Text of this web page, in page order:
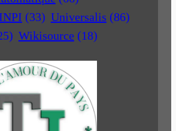
(33) Universalis (86)
Wikisource (18)